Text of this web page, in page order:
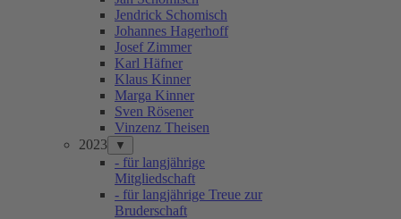
Jendrick Schomisch
Johannes Hagerhoff
Josef Zimmer
Karl Häfner
Klaus Kinner
Marga Kinner
Sven Rösener
Vinzenz Theisen
2023
▼
- für langjährige
Mitgliedschaft
- für langjährige Treue zur
Bruderschaft